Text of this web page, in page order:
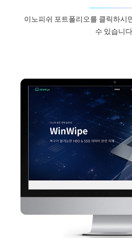
이노피쉬 포트폴리오를 클릭하시
수 있습니